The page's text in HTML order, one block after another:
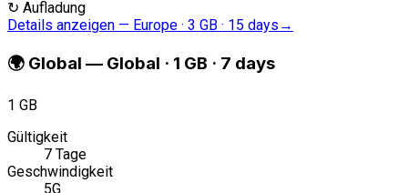
↻ Aufladung
Details anzeigen — Europe · 3 GB · 15 days →
🌍 Global — Global · 1 GB · 7 days
1 GB
Gültigkeit
7 Tage
Geschwindigkeit
5G